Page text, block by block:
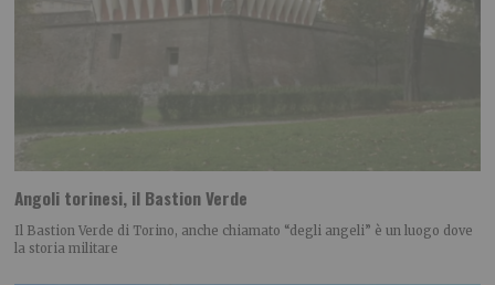
Angoli torinesi, il Bastion Verde
Il Bastion Verde di Torino, anche chiamato “degli angeli” è un luogo dove
la storia militare